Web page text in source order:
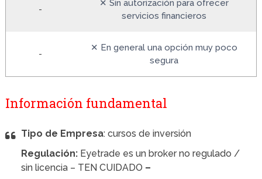
-
✕ Sin autorización para ofrecer
servicios financieros
-
✕ En general una opción muy poco
segura
Información fundamental
Tipo de Empresa: cursos de inversión
Regulación:Eyetrade es un broker no regulado /
sin licencia – TEN CUIDADO –